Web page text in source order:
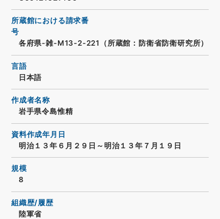
所蔵館における請求番
号
各府県-雑-M13-2-221（所蔵館：防衛省防衛研究所）
言語
日本語
作成者名称
岩手県令島惟精
資料作成年月日
明治１３年６月２９日～明治１３年７月１９日
規模
8
組織歴/履歴
陸軍省